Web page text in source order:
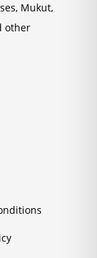
Mukut,
other